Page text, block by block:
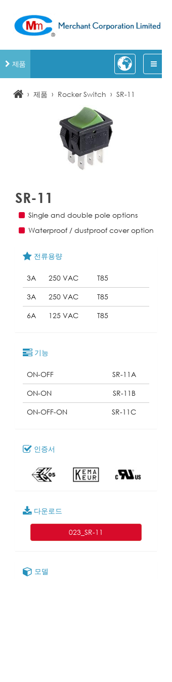
제품
› 제품 › Rocker Switch › SR-11
SR-11
Single and double pole options
Waterproof / dustproof cover option
전류용량
3A 250 VAC
T85
3A
250 VAC
T85
6A
125 VAC T85
기능
ON-OFF
SR-11A
ON-ON
SR-11B
ON-OFF-ON
SR-11C
인증서
다운로드
023_SR-11
모델